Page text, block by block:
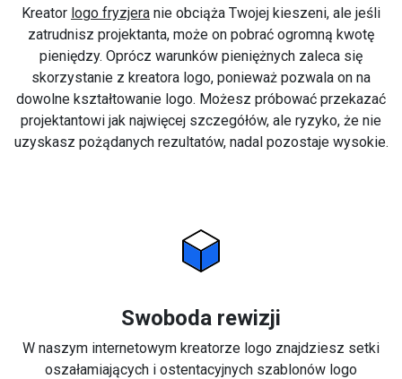
Kreator logo fryzjera nie obciąża Twojej kieszeni, ale jeśli
zatrudnisz projektanta, może on pobrać ogromną kwotę
pieniędzy. Oprócz warunków pieniężnych zaleca się
skorzystanie z kreatora logo, ponieważ pozwala on na
dowolne kształtowanie logo. Możesz próbować przekazać
projektantowi jak najwięcej szczegółów, ale ryzyko, że nie
uzyskasz pożądanych rezultatów, nadal pozostaje wysokie.
Swoboda rewizji
W naszym internetowym kreatorze logo znajdziesz setki
oszałamiających i ostentacyjnych szablonów logo